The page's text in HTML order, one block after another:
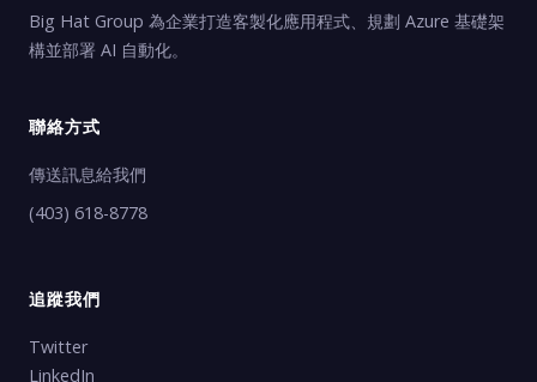
Big Hat Group 為企業打造客製化應用程式、規劃 Azure 基礎架
構並部署 AI 自動化。
聯絡方式
傳送訊息給我們
(403) 618-8778
追蹤我們
Twitter
LinkedIn